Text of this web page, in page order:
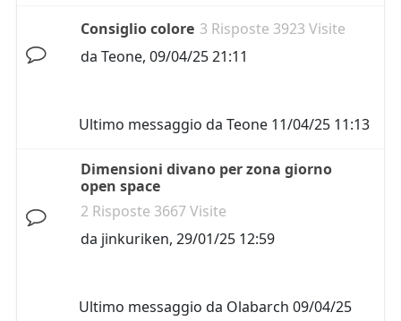
Consiglio colore 3 Risposte 3923 Visite
da Teone, 09/04/25 21:11
Ultimo messaggio da Teone 11/04/25 11:13
Dimensioni divano per zona giorno
open space
2 Risposte 3667 Visite
da jinkuriken, 29/01/25 12:59
Ultimo messaggio da Olabarch 09/04/25